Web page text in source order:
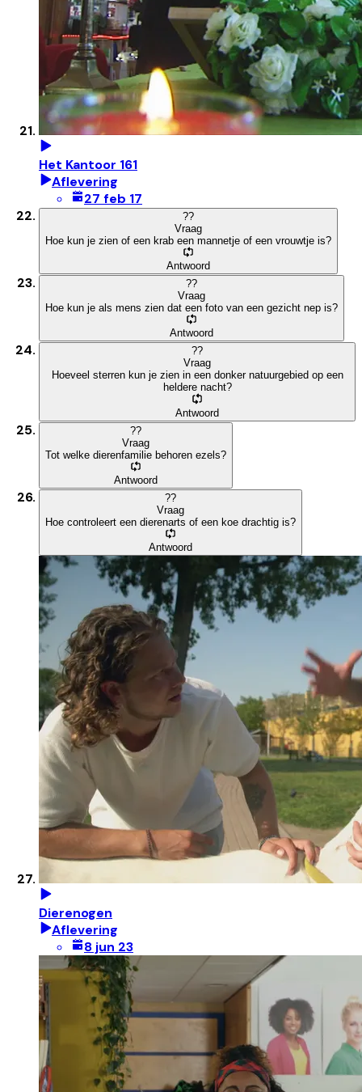
Het Kantoor 161
Aflevering
27 feb 17
??
Vraag
Hoe kun je zien of een krab een mannetje of een vrouwtje is?
Antwoord
??
Vraag
Hoe kun je als mens zien dat een foto van een gezicht nep is?
Antwoord
??
Vraag
Hoeveel sterren kun je zien in een donker natuurgebied op een
heldere nacht?
Antwoord
??
Vraag
Tot welke dierenfamilie behoren ezels?
Antwoord
??
Vraag
Hoe controleert een dierenarts of een koe drachtig is?
Antwoord
Dierenogen
Aflevering
8 jun 23